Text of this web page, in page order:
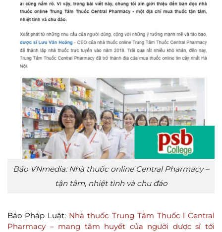
Báo VNmedia: Nhà thuốc online Central Pharmacy –
tận tâm, nhiệt tình và chu đáo
Báo Pháp Luật: Nhà thuốc Trung Tâm Thuốc l Central
Pharmacy – mang tâm huyết của người dược sĩ tới